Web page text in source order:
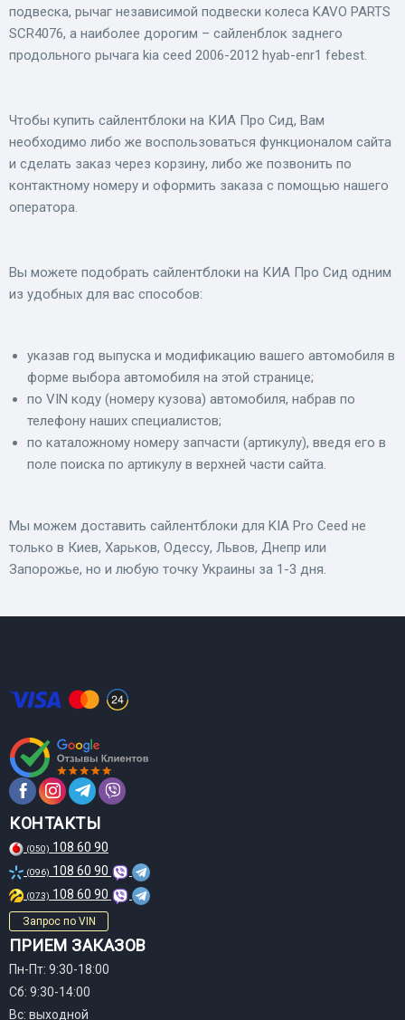
подвеска, рычаг независимой подвески колеса KAVO PARTS
SCR4076, а наиболее дорогим – сайленблок заднего
продольного рычага kia ceed 2006-2012 hyab-enr1 febest.
Чтобы купить сайлентблоки на КИА Про Сид, Вам
необходимо либо же воспользоваться функционалом сайта
и сделать заказ через корзину, либо же позвонить по
контактному номеру и оформить заказа с помощью нашего
оператора.
Вы можете подобрать сайлентблоки на КИА Про Сид одним
из удобных для вас способов:
указав год выпуска и модификацию вашего автомобиля в
форме выбора автомобиля на этой странице;
по VIN коду (номеру кузова) автомобиля, набрав по
телефону наших специалистов;
по каталожному номеру запчасти (артикулу), введя его в
поле поиска по артикулу в верхней части сайта.
Мы можем доставить сайлентблоки для KIA Pro Ceed не
только в Киев, Харьков, Одессу, Львов, Днепр или
Запорожье, но и любую точку Украины за 1-3 дня.
КОНТАКТЫ
(050) 108 60 90
(096) 108 60 90
(073) 108 60 90
Запрос по VIN
ПРИЕМ ЗАКАЗОВ
Пн-Пт: 9:30-18:00
Сб: 9:30-14:00
Вс: выходной